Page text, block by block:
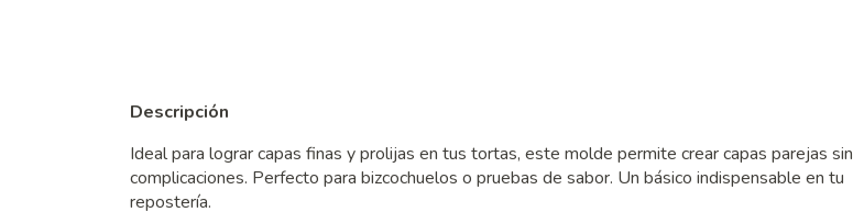
Descripción
Ideal para lograr capas finas y prolijas en tus tortas, este molde permite crear capas parejas sin
complicaciones. Perfecto para bizcochuelos o pruebas de sabor. Un básico indispensable en tu
repostería.